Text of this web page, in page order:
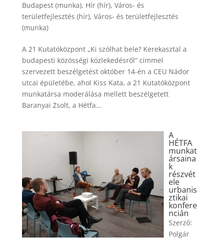
Budapest (munka), Hír (hír), Város- és
területfejlesztés (hír), Város- és területfejlesztés
(munka)
A 21 Kutatóközpont „Ki szólhat bele? Kerekasztal a
budapesti közösségi közlekedésről” címmel
szervezett beszélgetést október 14-én a CEU Nádor
utcai épületébe, ahol Kiss Kata, a 21 Kutatóközpont
munkatársa moderálása mellett beszélgetett
Baranyai Zsolt, a Hétfa...
A
HÉTFA
munkat
ársaina
k
részvét
ele
urbanis
ztikai
konfere
ncián
Szerző:
Polgár